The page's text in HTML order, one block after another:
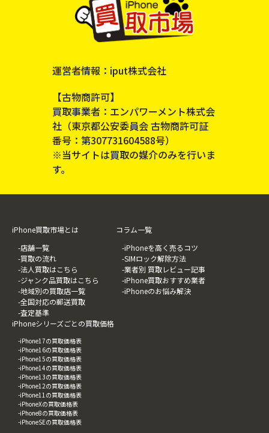
iPhone買取市場とは
-店舗一覧
-買取の流れ
-法人買取はこちら
-ジャンク品買取はこちら
-地域別の買取店一覧
-全国対応の郵送買取
-査定基準
コラム一覧
-iPhoneを高く売るコツ
-SIMロック解除方法
-業者別 買取レビュー記事
-iPhone買取おすすめ業者
-iPhoneのお悩み解決
iPhoneシリーズごとの買取価格
-iPhone17の買取価格表
-iPhone16の買取価格表
-iPhone15の買取価格表
-iPhone14の買取価格表
-iPhone13の買取価格表
-iPhone12の買取価格表
-iPhone11の買取価格表
-iPhoneXの買取価格表
-iPhone8の買取価格表
-iPhoneSEの買取価格表
運営者情報：iput株式会社
【古物商許可】
買取事業者：エンパワーメント株式会
社（東京都公安委員会 古物商許可証
番号：第307731604588号）
※当サイトは買取の媒介のみを行いま
す。